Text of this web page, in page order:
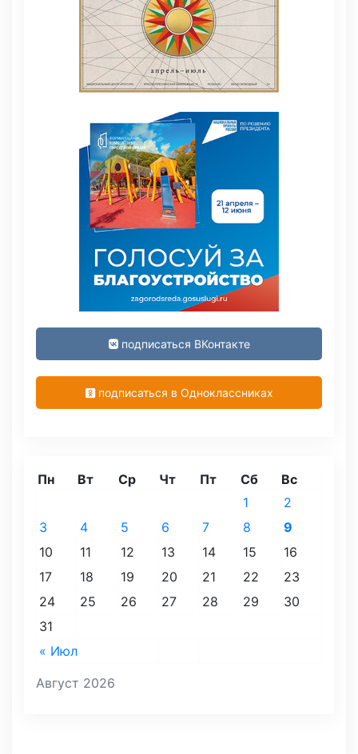
подписаться ВКонтакте
подписаться в Одноклассниках
Август 2026
Пн Вт Ср Чт Пт Сб Вс
« Июл
1
2
3
4 5 6 7 8
9
10
11 12 13 14 15
16
17
18 19 20 21 22
23
24
25 26 27 28 29
30
31